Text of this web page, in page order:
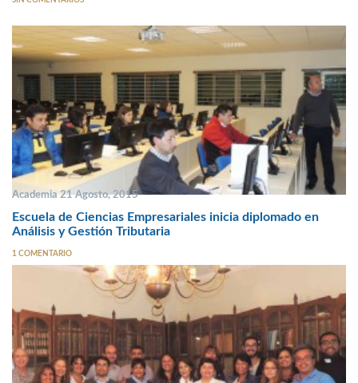
Academia 21 Agosto, 2015
Escuela de Ciencias Empresariales inicia diplomado en
Análisis y Gestión Tributaria
1 COMENTARIO